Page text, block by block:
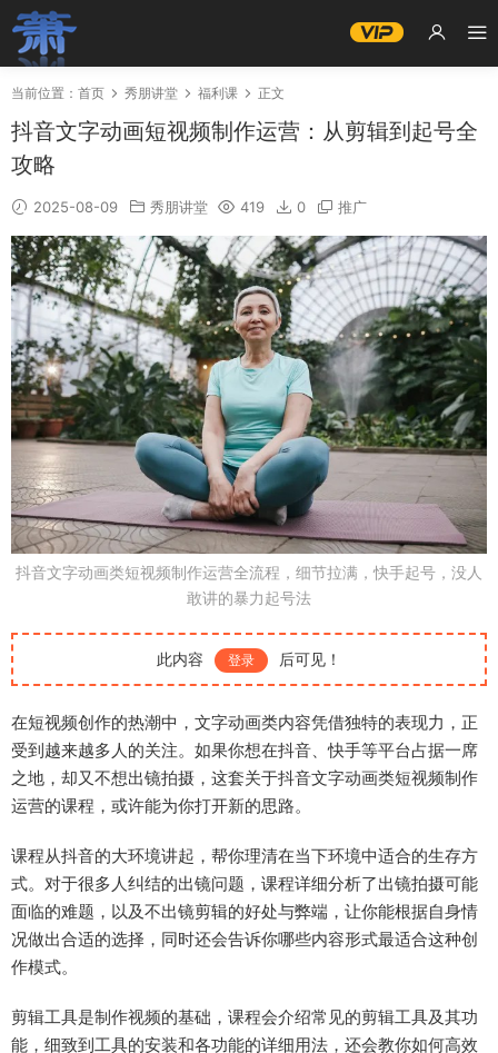
当前位置： 首页 秀朋讲堂 福利课 正文
抖音文字动画短视频制作运营：从剪辑到起号全
攻略
2025-08-09 秀朋讲堂 419 0 推广
抖音文字动画类短视频制作运营全流程，细节拉满，快手起号，没人
敢讲的暴力起号法
此内容 登录 后可见！
在短视频创作的热潮中，文字动画类内容凭借独特的表现力，正
受到越来越多人的关注。如果你想在抖音、快手等平台占据一席
之地，却又不想出镜拍摄，这套关于抖音文字动画类短视频制作
运营的课程，或许能为你打开新的思路。
课程从抖音的大环境讲起，帮你理清在当下环境中适合的生存方
式。对于很多人纠结的出镜问题，课程详细分析了出镜拍摄可能
面临的难题，以及不出镜剪辑的好处与弊端，让你能根据自身情
况做出合适的选择，同时还会告诉你哪些内容形式最适合这种创
作模式。
剪辑工具是制作视频的基础，课程会介绍常见的剪辑工具及其功
能，细致到工具的安装和各功能的详细用法，还会教你如何高效